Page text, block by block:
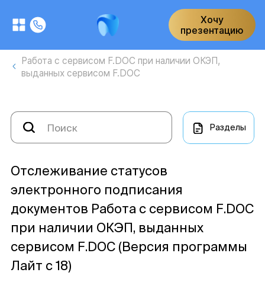
Хочу
презентацию
Работа с сервисом F.DOC при наличии ОКЭП,
выданных сервисом F.DOC
Разделы
Отслеживание статусов
электронного подписания
документов Работа с сервисом F.DOC
при наличии ОКЭП, выданных
сервисом F.DOC (Версия программы
Лайт с 18)